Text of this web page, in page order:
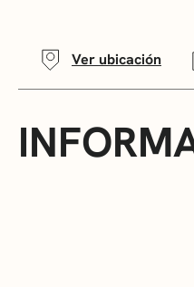
Ver ubicación